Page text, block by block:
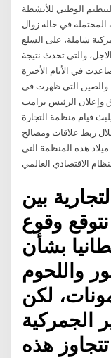
الوطني للأنشطة
المحتملة في حالة زوال
شاملة، على السلع
والتي تحدث نتيجة
في الأيام الأخيرة
والصين التي ظهرت في
وإعلان الرئيس ترامب
قيام منظمة التجارة
ربط علاقات ومصالح
هذه المنظمة التي
بين
وقوع
بشأن
واللحوم
لكن
الجمركية
تتجاوز هذه